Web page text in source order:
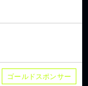
ゴールドスポンサー